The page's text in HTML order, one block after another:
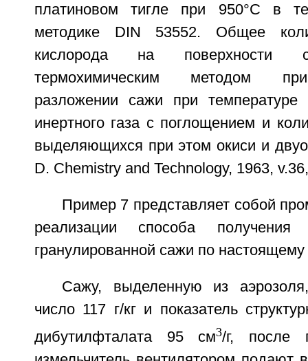
платиновом тигле при 950°C в
методике DIN 53552. Общее
кислорода на поверхности
термохимическим методом
разложении сажи при температуре
инертного газа с поглощением и
выделяющихся при этом окиси и
D. Chemistry and Technology, 1963,
Пример 7 представляет собой
реализации способа получения
гранулированной сажи по
Сажу, выделенную из
число 117 г/кг и показатель
дибутилфталата 95 см3/г, после